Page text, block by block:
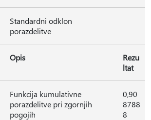
Standardni odklon
porazdelitve
Opis
Rezu
ltat
Funkcija kumulativne
porazdelitve pri zgornjih
pogojih
0,90
8788
8